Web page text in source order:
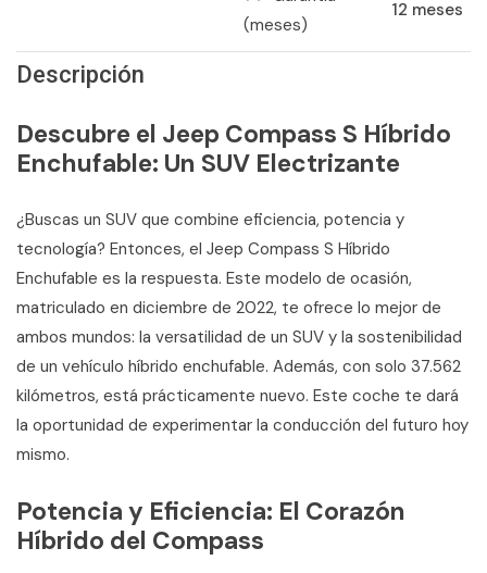
(meses)
12 meses
Descripción
Descubre el Jeep Compass S Híbrido
Enchufable: Un SUV Electrizante
¿Buscas un SUV que combine eficiencia, potencia y
tecnología? Entonces, el Jeep Compass S Híbrido
Enchufable es la respuesta. Este modelo de ocasión,
matriculado en diciembre de 2022, te ofrece lo mejor de
ambos mundos: la versatilidad de un SUV y la sostenibilidad
de un vehículo híbrido enchufable. Además, con solo 37.562
kilómetros, está prácticamente nuevo. Este coche te dará
la oportunidad de experimentar la conducción del futuro hoy
mismo.
Potencia y Eficiencia: El Corazón
Híbrido del Compass